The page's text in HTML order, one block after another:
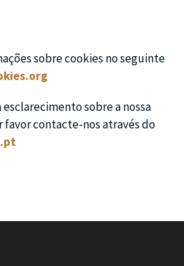
sobre cookies no seguinte
sobre a nossa
contacte-nos através do